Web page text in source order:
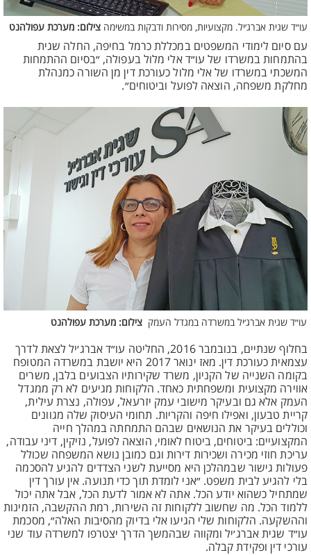
עו״ד שגית אברג׳יל. מקצועיות, מסירות ודבקות במשימה צילום: מערכת עפולהנט
עם סיום לימודי המשפטים במכללת כרמל בחיפה, החלה שגית
בהתמחות במשרדו של עו״ד אלי מלול בעפולה, ״בסיום ההתמחות
המשכתי במשרדו של אלי מלול כעורכת דין מן השורה כמנהלת
מחלקת משפחה, הוצאה לפועל וביטוחים״.
עו״ד שגית אברג׳יל במשרדה במגדל העמק צילום: מערכת עפולהנט
בחלוף שנתיים, בנובמבר 2016, החליטה עו״ד אברג׳יל לצאת לדרך
עצמאית כעורכת דין. מאז ינואר 2017 היא יושבת במשרדה המטופח
בקומה השנייה של הקניון, משרד שקירותיו הצבועים בלבן, משרים
אווירה מקצועית ומשפחתית כאחד. הלקוחות מגיעים לא רק ממגדל
העמק אלא גם ובעיקר מישובי עמק יזרעאל, עפולה, נצרת עילית,
קריית טבעון, ואפילו חיפה והקריות. תחומי העיסוק שלה מגוונים
וכוללים בעיקר את הנושאים שבהם התמחתה במהלך חייה
המקצועיים: ביטוחים, ביטוח לאומי, הוצאה לפועל, נזיקין, דיני עבודה,
עריכת חוזי מכירה ושכירות דירות וגם כמובן נושא המשפחה שכולל
פעולות גישור שבמהלכן היא מסייעת לשני הצדדים להגיע להסכמה
בלי להגיע לבית משפט. ״אני לומדת תוך כדי תנועה. אין עורך דין
שמתחיל כשהוא יודע הכל. אתה לא אמור לדעת הכל, אבל אתה יכול
ללמוד הכל. מה שחשוב ללקוחות זה השירות, רמת ההקשבה, הזמינות
וההשקעה. הלקוחות שלי הגיעו אלי בדיוק מהסיבות האלה״, מסכמת
עו״ד שגית אברג׳יל ומקווה שבהמשך הדרך יצטרפו למשרדה עוד שני
עורכי דין ופקידת קבלה.